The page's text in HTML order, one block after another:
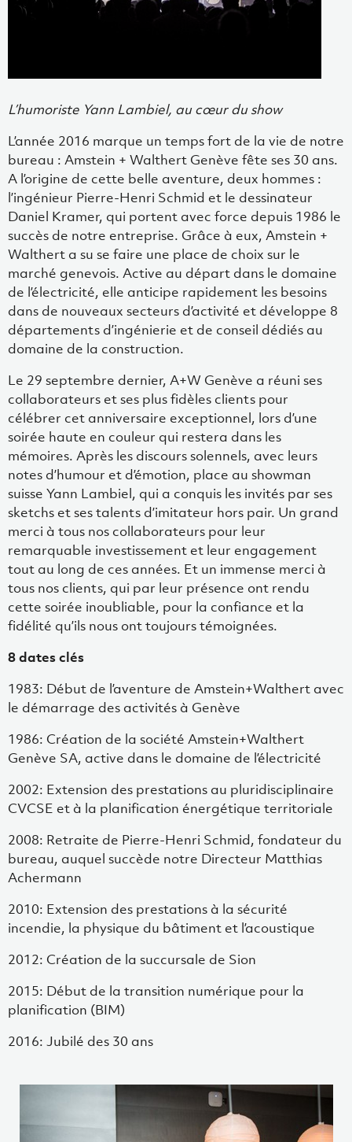
L’humoriste Yann Lambiel, au cœur du show
L’année 2016 marque un temps fort de la vie de notre
bureau : Amstein + Walthert Genève fête ses 30 ans.
A l’origine de cette belle aventure, deux hommes :
l’ingénieur Pierre-Henri Schmid et le dessinateur
Daniel Kramer, qui portent avec force depuis 1986 le
succès de notre entreprise. Grâce à eux, Amstein +
Walthert a su se faire une place de choix sur le
marché genevois. Active au départ dans le domaine
de l’électricité, elle anticipe rapidement les besoins
dans de nouveaux secteurs d’activité et développe 8
départements d’ingénierie et de conseil dédiés au
domaine de la construction.
Le 29 septembre dernier, A+W Genève a réuni ses
collaborateurs et ses plus fidèles clients pour
célébrer cet anniversaire exceptionnel, lors d’une
soirée haute en couleur qui restera dans les
mémoires. Après les discours solennels, avec leurs
notes d’humour et d’émotion, place au showman
suisse Yann Lambiel, qui a conquis les invités par ses
sketchs et ses talents d’imitateur hors pair. Un grand
merci à tous nos collaborateurs pour leur
remarquable investissement et leur engagement
tout au long de ces années. Et un immense merci à
tous nos clients, qui par leur présence ont rendu
cette soirée inoubliable, pour la confiance et la
fidélité qu’ils nous ont toujours témoignées.
8 dates clés
1983: Début de l’aventure de Amstein+Walthert avec
le démarrage des activités à Genève
1986: Création de la société Amstein+Walthert
Genève SA, active dans le domaine de l’électricité
2002: Extension des prestations au pluridisciplinaire
CVCSE et à la planification énergétique territoriale
2008: Retraite de Pierre-Henri Schmid, fondateur du
bureau, auquel succède notre Directeur Matthias
Achermann
2010: Extension des prestations à la sécurité
incendie, la physique du bâtiment et l’acoustique
2012: Création de la succursale de Sion
2015: Début de la transition numérique pour la
planification (BIM)
2016: Jubilé des 30 ans